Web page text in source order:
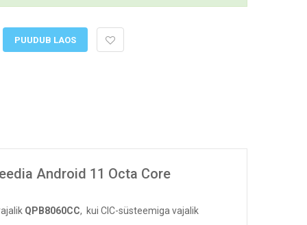
Android 11 Octa Core
QPB8060CC, kui CIC-süsteemiga vajalik